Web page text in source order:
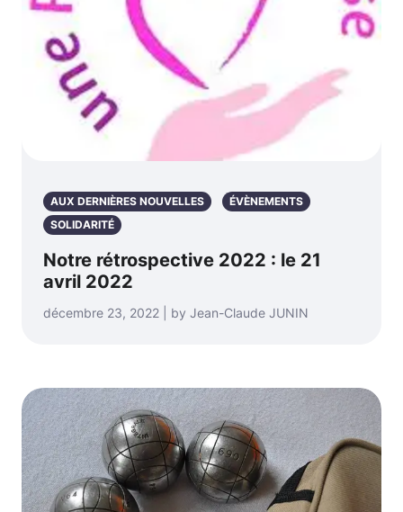
AUX DERNIÈRES NOUVELLES
ÉVÈNEMENTS
SOLIDARITÉ
Notre rétrospective 2022 : le 21
avril 2022
décembre 23, 2022 | by Jean-Claude JUNIN